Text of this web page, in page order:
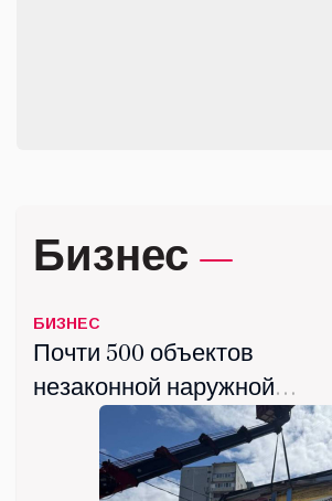
Бизнес
БИЗНЕС
Почти 500 объектов
незаконной наружной
рекламы демонтировали в
Люберцах с начала года